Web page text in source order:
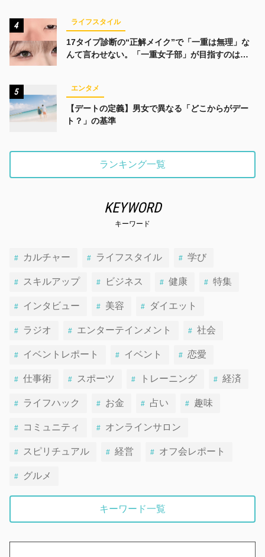
4 ライフスタイル
17タイプ診断の“正解メイク”で「一重は無理」な
んて言わせない。「一重女子部」が目指すのは、
5 エンタメ
【デートの定義】男女で異なる「どこからがデー
ト？」の基準
ランキング一覧
KEYWORD
キーワード
カルチャー ライフスタイル 学び
スキルアップ ビジネス 健康 特集
インタビュー 美容 ダイエット
ラジオ エンターテインメント 社会
イベントレポート イベント 恋愛
仕事術 スポーツ トレーニング 経済
ライフハック お金 占い 趣味
コミュニティ オンラインサロン
スピリチュアル 経営 オフ会レポート
グルメ
キーワード一覧